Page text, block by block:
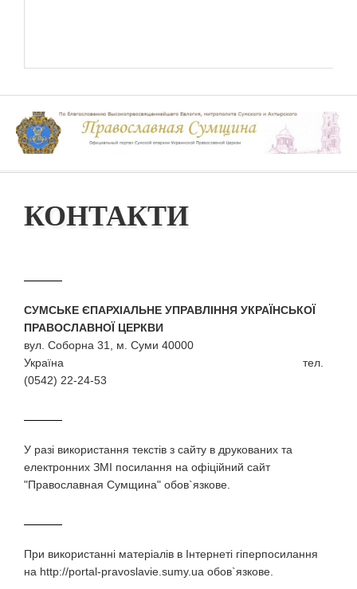
КОНТАКТИ
СУМСЬКЕ ЄПАРХІАЛЬНЕ УПРАВЛІННЯ УКРАЇНСЬКОЇ
ПРАВОСЛАВНОЇ ЦЕРКВИ
вул. Соборна 31, м. Суми 40000
Україна тел.
(0542) 22-24-53
У разi використання текстiв з сайту в друкованих та
електронних ЗМI посилання на офіційний сайт
"Православная Сумщина" обов`язкове.
При використаннi матерiалiв в Iнтернетi гiперпосилання
на http://portal-pravoslavie.sumy.ua обов`язкове.